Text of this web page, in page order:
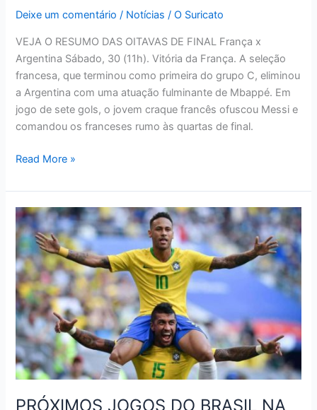
Deixe um comentário / Notícias /O Suricato
VEJA O RESUMO DAS OITAVAS DE FINAL França x
Argentina Sábado, 30 (11h). Vitória da França. A seleção
francesa, que terminou como primeira do grupo C, eliminou
a Argentina com uma atuação fulminante de Mbappé. Em
jogo de sete gols, o jovem craque francês ofuscou Messi e
comandou os franceses rumo às quartas de final.
VEJA
RESUMO
DAS
OITAVAS
DE
FINAL
DA
COPA
DO
MUNDO
Read More »
PRÓXIMOS JOGOS DO BRASIL NA